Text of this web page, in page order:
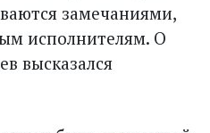
замечаниями,
исполнителям. О
высказался